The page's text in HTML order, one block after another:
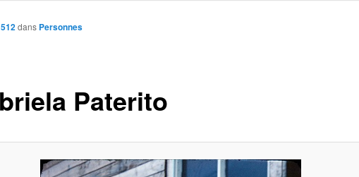
Paterito
dans Personnes